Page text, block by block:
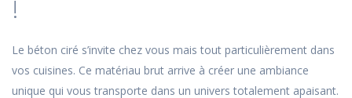
!
Le béton ciré s’invite chez vous mais tout particulièrement dans
vos cuisines. Ce matériau brut arrive à créer une ambiance
unique qui vous transporte dans un univers totalement apaisant.